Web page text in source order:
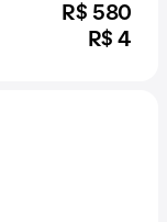
R$ 580
R$ 4